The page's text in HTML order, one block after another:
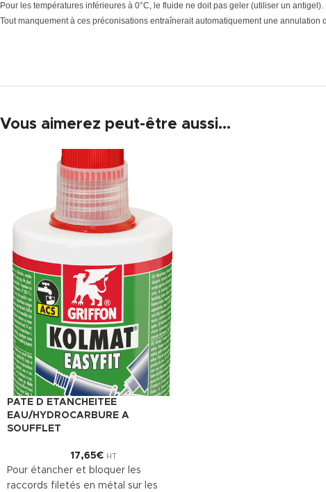
Pour les températures inférieures à 0°C, le fluide ne doit pas geler (utiliser un antigel).
Tout manquement à ces préconisations entraînerait automatiquement une annulation
Vous aimerez peut-être aussi…
PATE D ETANCHEITEE
EAU/HYDROCARBURE A
SOUFFLET
17,65€ HT
Pour étancher et bloquer les
raccords filetés en métal sur les